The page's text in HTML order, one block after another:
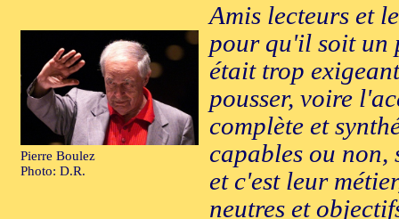
Pierre Boulez
Photo: D.R.
Amis lecteurs et
pour qu'il soit un
était trop
pousser, voire
complète et
capables ou
et c'est leur
neutres et